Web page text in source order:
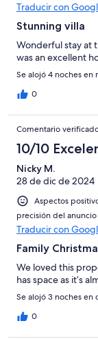
Traducir con
Stunning villa
Wonderful stay at
was an excellent
Se alojó 4 noches en
0
Comentario
10/10
Nicky M.
28 de dic de 2024
Aspectos
precisión del anuncio
Traducir con
Family
We loved this
has space as it’s
Se alojó 3 noches
0